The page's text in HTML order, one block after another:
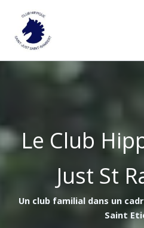
contenu
Le Club
Just St
Un club familial dans un
Saint